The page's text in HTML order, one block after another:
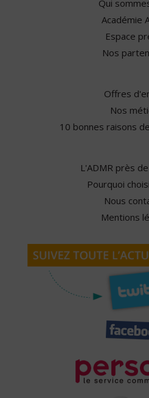
Qui
Académie
Espace
Nos
Offres
Nos
10 bonnes raisons
L'ADMR près
Pourquoi
Nous
Mentions